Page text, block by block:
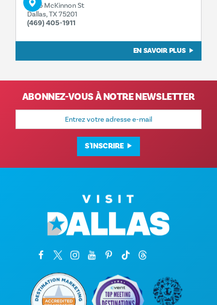
2575 McKinnon St
Dallas, TX 75201
(469) 405-1911
EN SAVOIR PLUS
ABONNEZ-VOUS À NOTRE NEWSLETTER
Adresse
mail
S'INSCRIRE